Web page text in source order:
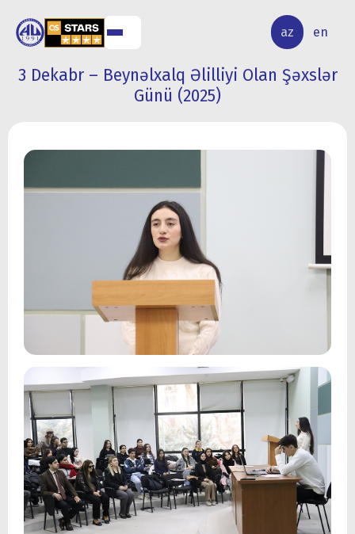
az en
ELMİ
TƏDQİQAT
3 Dekabr – Beynəlxalq Əlilliyi Olan Şəxslər
Günü (2025)